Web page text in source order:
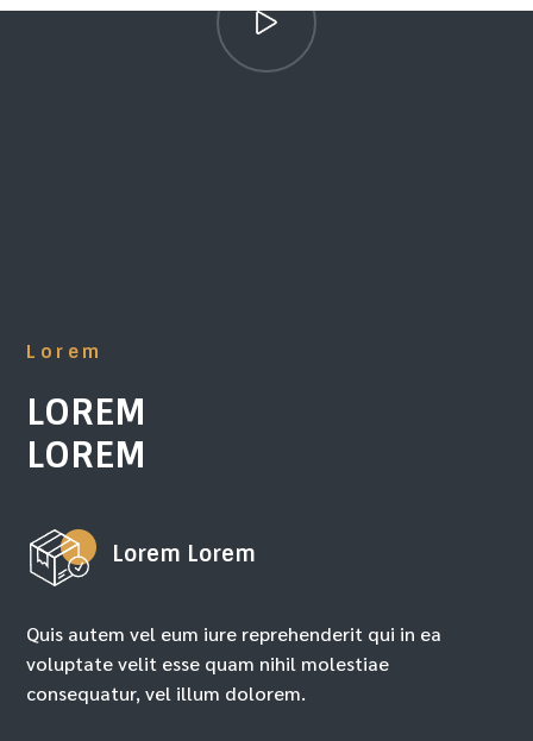
Lorem
LOREM
LOREM
Lorem Lorem
Quis autem vel eum iure reprehenderit qui in ea
voluptate velit esse quam nihil molestiae
consequatur, vel illum dolorem.